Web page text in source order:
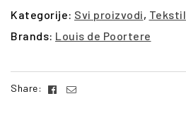
Kategorije: Svi proizvodi, Tekstil
Brands: Louis de Poortere
Share: Facebook
Email